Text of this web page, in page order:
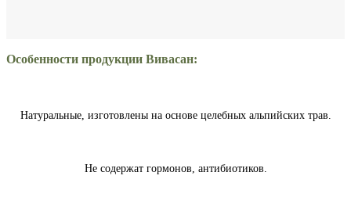
Особенности продукции Вивасан:
Натуральные, изготовлены на основе целебных альпийских трав.
Не содержат гормонов, антибиотиков.